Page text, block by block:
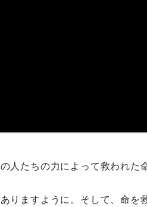
人たちの力によって救われた
りますように。そして、命を